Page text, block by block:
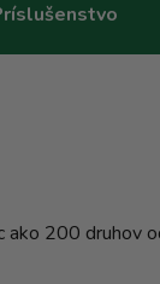
200 druhov